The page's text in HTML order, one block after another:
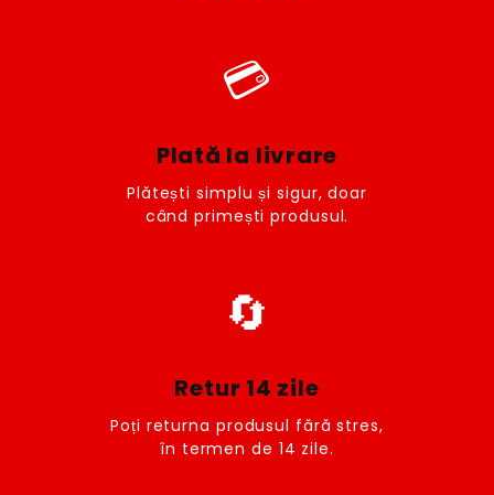
💳
Plată la livrare
Plătești simplu și sigur, doar
când primești produsul.
🔄
Retur 14 zile
Poți returna produsul fără stres,
în termen de 14 zile.